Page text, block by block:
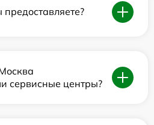
сервисные центры?